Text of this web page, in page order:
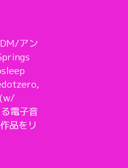
アン
電子音
品をリ